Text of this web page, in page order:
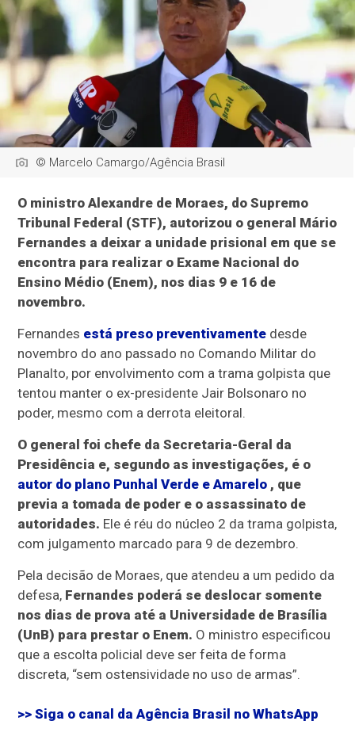
© Marcelo Camargo/Agência Brasil
O ministro Alexandre de Moraes, do Supremo
Tribunal Federal (STF), autorizou o general Mário
Fernandes a deixar a unidade prisional em que se
encontra para realizar o Exame Nacional do
Ensino Médio (Enem), nos dias 9 e 16 de
novembro.
Fernandes está preso preventivamente desde
novembro do ano passado no Comando Militar do
Planalto, por envolvimento com a trama golpista que
tentou manter o ex-presidente Jair Bolsonaro no
poder, mesmo com a derrota eleitoral.
O general foi chefe da Secretaria-Geral da
Presidência e, segundo as investigações, é o
autor do plano Punhal Verde e Amarelo , que
previa a tomada de poder e o assassinato de
autoridades. Ele é réu do núcleo 2 da trama golpista,
com julgamento marcado para 9 de dezembro.
Pela decisão de Moraes, que atendeu a um pedido da
defesa, Fernandes poderá se deslocar somente
nos dias de prova até a Universidade de Brasília
(UnB) para prestar o Enem. O ministro especificou
que a escolta policial deve ser feita de forma
discreta, “sem ostensividade no uso de armas”.
>> Siga o canal daAgência Brasil no WhatsApp